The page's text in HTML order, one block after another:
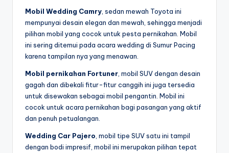
Mobil Wedding Camry , sedan mewah Toyota ini
mempunyai desain elegan dan mewah, sehingga menjadi
pilihan mobil yang cocok untuk pesta pernikahan. Mobil
ini sering ditemui pada acara wedding di Sumur Pacing
karena tampilan nya yang menawan.
Mobil pernikahan Fortuner , mobil SUV dengan desain
gagah dan dibekali fitur-fitur canggih ini juga tersedia
untuk disewakan sebagai mobil pengantin. Mobil ini
cocok untuk acara pernikahan bagi pasangan yang aktif
dan penuh petualangan.
Wedding Car Pajero , mobil tipe SUV satu ini tampil
dengan bodi impresif, mobil ini merupakan pilihan tepat